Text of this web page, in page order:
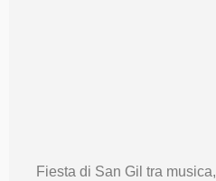
Fiesta di San Gil tra